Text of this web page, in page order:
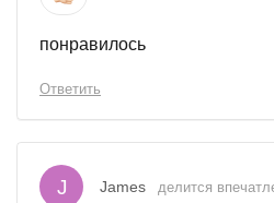
понравилось
Ответить
J James делится